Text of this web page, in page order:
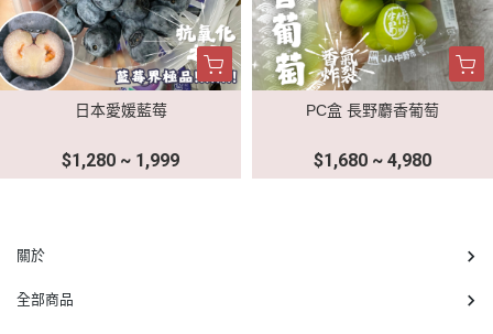
日本愛媛藍莓
$1,280 ~ 1,999
PC盒 長野麝香葡萄
$1,680 ~ 4,980
關於
全部商品